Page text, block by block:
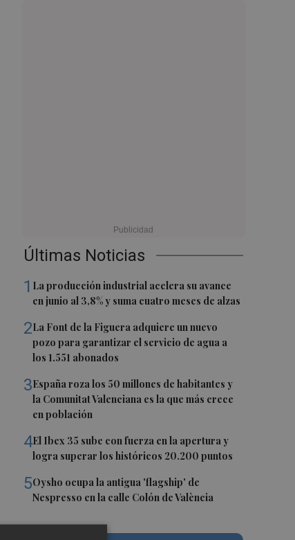
Últimas Noticias
1 La producción industrial acelera su avance
en junio al 3,8% y suma cuatro meses de alzas
2La Font de la Figuera adquiere un nuevo
pozo para garantizar el servicio de agua a
los 1.551 abonados
3España roza los 50 millones de habitantes y
la Comunitat Valenciana es la que más crece
en población
4El Ibex 35 sube con fuerza en la apertura y
logra superar los históricos 20.200 puntos
5Oysho ocupa la antigua 'flagship' de
Nespresso en la calle Colón de València